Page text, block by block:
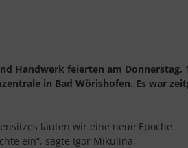
Handwerk feierten am
in Bad Wörishofen. Es war
läuten wir eine neue Epoche
ein“, sagte Igor Mikulina,